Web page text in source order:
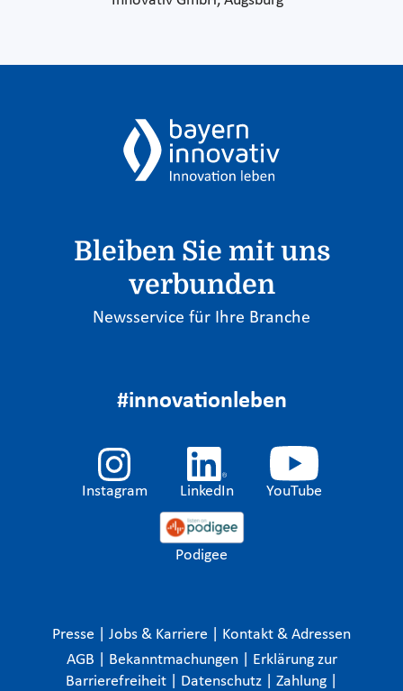
Bleiben Sie mit uns
verbunden
Newsservice für Ihre Branche
#innovationleben
Instagram LinkedIn YouTube
Podigee
Presse Jobs & Karriere
Kontakt & Adressen
AGB
Bekanntmachungen
Erklärung zur
Barrierefreiheit
Datenschutz Zahlung